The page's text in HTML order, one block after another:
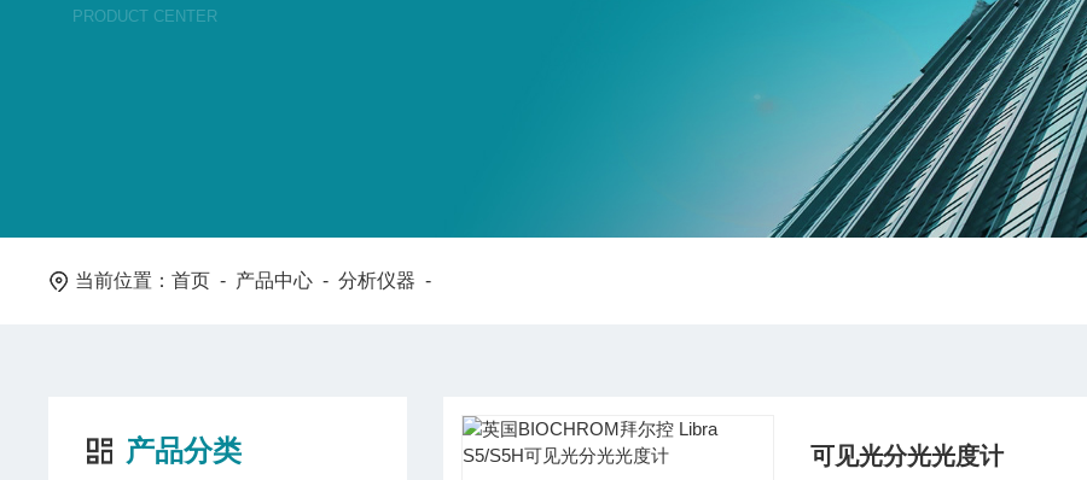
PRODUCT CENTER
当前位置：首页 - 产品中心 -分析仪器 -
产品分类 可见光分光光度计